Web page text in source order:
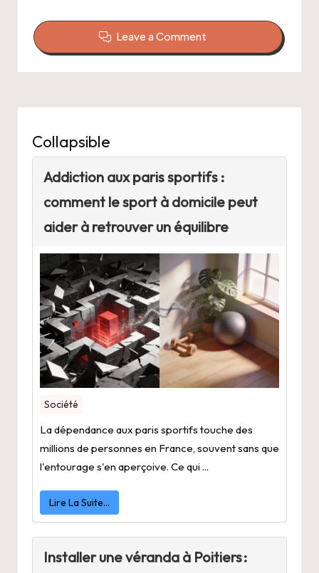
Leave a Comment
Collapsible
Addiction aux paris sportifs :
comment le sport à domicile peut
aider à retrouver un équilibre
Société
La dépendance aux paris sportifs touche des
millions de personnes en France, souvent sans que
l'entourage s'en aperçoive. Ce qui ...
Lire La Suite…
Installer une véranda à Poitiers :